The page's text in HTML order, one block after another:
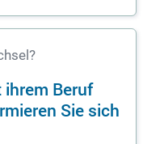
ihrem Beruf
Sie sich